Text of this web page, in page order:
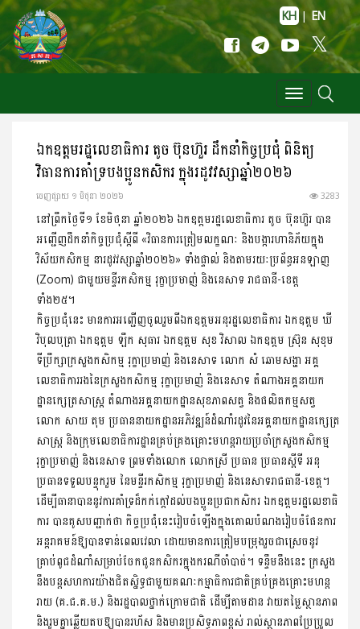
KH | EN
Toggle
navigation
ឯកឧត្តមរដ្ឋលេខាធិការ តូច ប៊ុនហ៊ួរ ដឹកនាំកិច្ចប្រជុំ ពិនិត្យ
វិធានការគាំទ្របងប្អូនកសិករ ក្នុងរដូវវស្សាឆ្នាំ២០២៦
ចេញ​ផ្សាយ​ ១ មិថុនា ២០២៦ 3283
នៅព្រឹកថ្ងៃទី១ ខែមិថុនា ឆ្នាំ២០២៦ ឯកឧត្តមរដ្ឋលេខាធិការ តូច ប៊ុនហ៊ួរ បាន
អញ្ជើញដឹកនាំកិច្ចប្រជុំស្តីពី «វិធានការត្រៀមលក្ខណៈ និងបង្ការហានិភ័យក្នុង
វិស័យកសិកម្ម នារដូវវស្សាឆ្នាំ២០២៦» ទាំងផ្ទាល់ និងតាមរយៈប្រព័ន្ធអនឡាញ
(Zoom) ជាមួយមន្ទីរកសិកម្ម រុក្ខាប្រមាញ់ និងនេសាទ រាជធានី-ខេត្ត
ទាំង២៥។
កិច្ចប្រជុំនេះ មានការអញ្ជើញចូលរួមពីឯកឧត្តមអនុរដ្ឋលេខាធិការ ឯកឧត្តម ឃី
វិបុលបុត្រា ឯកឧត្តម ឡឹក សុធារ ឯកឧត្តម សុខ វិសាល ឯកឧត្តម ស្រ៊ុន សុខុម
ទីប្រឹក្សាក្រសួងកសិកម្ម រុក្ខាប្រមាញ់ និងនេសាទ លោក សំ ឆោមសង្ហា អគ្គ
លេខាធិការរងនៃក្រសួងកសិកម្ម រុក្ខាប្រមាញ់ និងនេសាទ តំណាងអគ្គនាយក
ដ្ឋានក្សេត្រសាស្ត្រ តំណាងអគ្គនាយកដ្ឋានសុខភាពសត្វ និងផលិតកម្មសត្វ
លោក សាយ តុម ប្រធាននាយកដ្ឋានអភិវឌ្ឍន៍ដំណាំរដូវនៃអគ្គនាយកដ្ឋានក្សេត្រ
សាស្ត្រ និងក្រុមលេខាធិការដ្ឋានគ្រប់គ្រងគ្រោះមហន្តរាយប្រចាំក្រសួងកសិកម្ម
រុក្ខាប្រមាញ់ និងនេសាទ ព្រមទាំងលោក លោកស្រី ប្រធាន ប្រធានស្តីទី អនុ
ប្រធានទទួលបន្ទុករួម នៃមន្ទីរកសិកម្ម រុក្ខាប្រមាញ់ និងនេសាទរាជធានី-ខេត្ត។
ដើម្បីធានាបាននូវការគាំទ្រដ៏កក់ក្តៅដល់បងប្អូនប្រជាកសិករ ឯកឧត្តមរដ្ឋលេខាធិ
ការ បានគូសបញ្ជាក់ថា កិច្ចប្រជុំនេះរៀបចំឡើងក្នុងគោលបំណងរៀបចំផែនការ
អន្តរាគមន៍ឱ្យបានទាន់ពេលវេលា ដោយមានការត្រៀមបម្រុងរួចជាស្រេចនូវ
គ្រាប់ពូជដំណាំសម្រាប់ចែកជូនកសិករក្នុងករណីចាំបាច់។ ទន្ទឹមនឹងនេះ ក្រសួង
នឹងបន្តសហការយ៉ាងជិតស្និទ្ធជាមួយគណៈកម្មាធិការជាតិគ្រប់គ្រងគ្រោះមហន្ត
រាយ (គ.ជ.គ.ម.) និងរដ្ឋបាលថ្នាក់ក្រោមជាតិ ដើម្បីតាមដាន វាយតម្លៃស្ថានភាព
និងរួមគ្នាឆ្លើយតបឱ្យបានរហ័ស និងមានប្រសិទ្ធភាពខ្ពស់ រាល់ស្ថានភាពប្រែប្រួល